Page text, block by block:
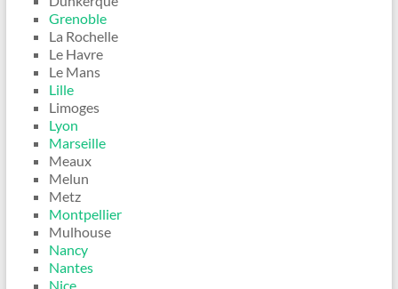
Grenoble
La Rochelle
Le Havre
Le Mans
Lille
Limoges
Lyon
Marseille
Meaux
Melun
Metz
Montpellier
Mulhouse
Nancy
Nantes
Nice